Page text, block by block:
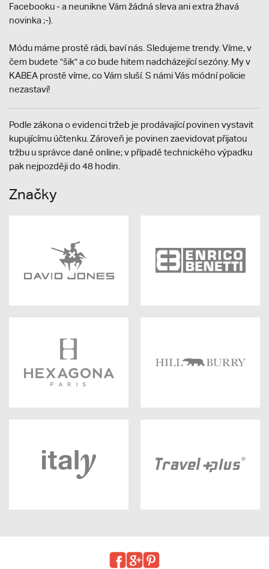
Facebooku - a neunikne Vám žádná sleva ani extra žhavá
novinka ;-).
Módu máme prostě rádi, baví nás. Sledujeme trendy. Víme, v
čem budete "šik" a co bude hitem nadcházející sezóny. My v
KABEA prostě víme, co Vám sluší. S námi Vás módní policie
nezastaví!
Podle zákona o evidenci tržeb je prodávající povinen vystavit
kupujícímu účtenku. Zároveň je povinen zaevidovat přijatou
tržbu u správce daně online; v případě technického výpadku
pak nejpozději do 48 hodin.
Značky